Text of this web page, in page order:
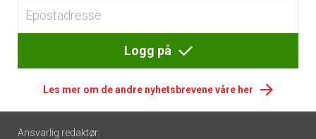
Logg på
Les mer om de andre nyhetsbrevene våre her
Footer
Ansvarlig redaktør: